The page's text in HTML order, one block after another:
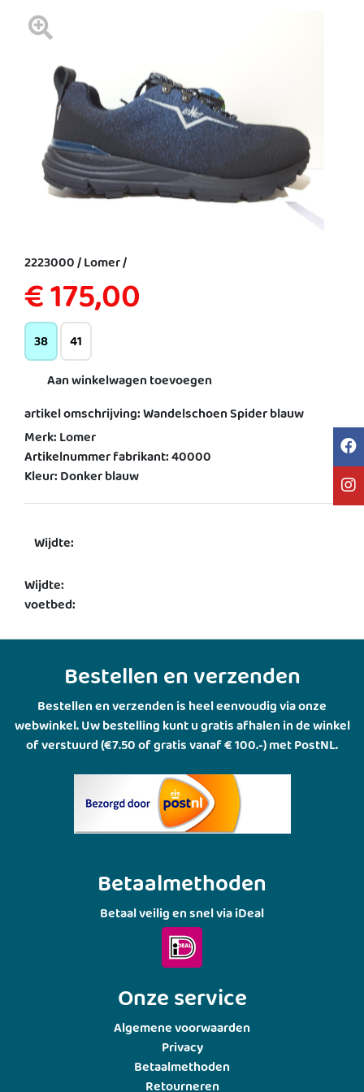
2223000 / Lomer /
€ 175,00
38 41
Aan winkelwagen toevoegen
artikel omschrijving: Wandelschoen Spider blauw
Merk: Lomer
Artikelnummer fabrikant: 40000
Kleur: Donker blauw
Wijdte:
Wijdte:
voetbed:
Bestellen en verzenden
Bestellen en verzenden is heel eenvoudig via onze
webwinkel. Uw bestelling kunt u gratis afhalen in de winkel
of verstuurd (€7.50 of gratis vanaf € 100.-) met PostNL.
Betaalmethoden
Betaal veilig en snel via iDeal
Onze service
Algemene voorwaarden
Privacy
Betaalmethoden
Retourneren